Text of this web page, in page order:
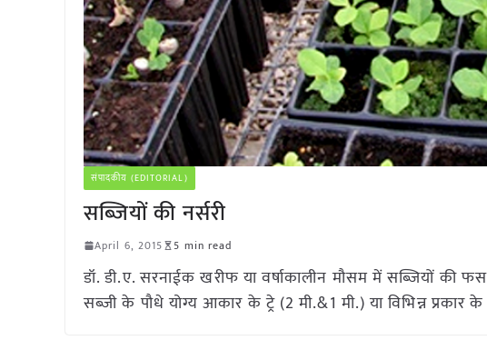
संपादकीय (EDITORIAL)
सब्जियों की नर्सरी
April 6, 2015 5 min read
डॉ. डी.ए. सरनाईक खरीफ या वर्षाकालीन मौसम में सब्जियों की
सब्जी के पौधे योग्य आकार के ट्रे (2 मी.&1 मी.) या विभिन्न